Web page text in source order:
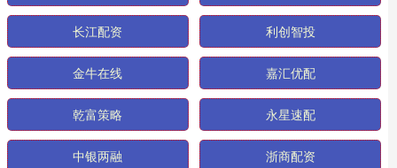
长江配资 利创智投
金牛在线 嘉汇优配
乾富策略 永星速配
中银两融 浙商配资